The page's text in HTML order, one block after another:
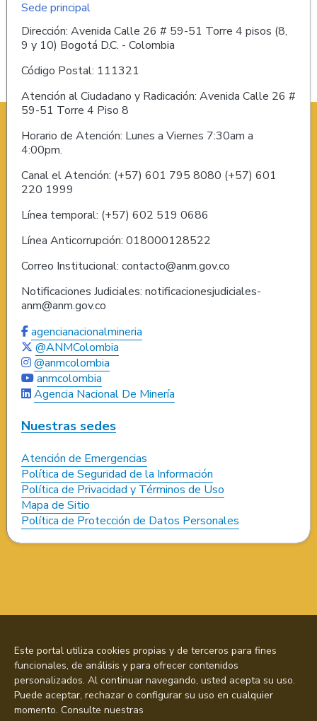
Sede principal
Dirección: Avenida Calle 26 # 59-51 Torre 4 pisos (8,
9 y 10) Bogotá D.C. - Colombia
Código Postal: 111321
Atención al Ciudadano y Radicación: Avenida Calle 26 #
59-51 Torre 4 Piso 8
Horario de Atención: Lunes a Viernes 7:30am a
4:00pm.
Canal el Atención: (+57) 601 795 8080 (+57) 601
220 1999
Línea temporal: (+57) 602 519 0686
Línea Anticorrupción: 018000128522
Correo Institucional: contacto@anm.gov.co
Notificaciones Judiciales: notificacionesjudiciales-
anm@anm.gov.co
agencianacionalmineria
@ANMColombia
@anmcolombia
anmcolombia
Agencia Nacional De Minería
Nuestras sedes
Atención de Emergencias
Política de Seguridad de la Información
Política de Privacidad y Términos de Uso
Mapa de Sitio
Política de Protección de Datos Personales
Este portal utiliza cookies propias y de terceros para fines
funcionales, de análisis y para ofrecer contenidos
personalizados. Al continuar navegando, usted acepta su uso.
Puede aceptar, rechazar o configurar su uso en cualquier
momento. Consulte nuestras